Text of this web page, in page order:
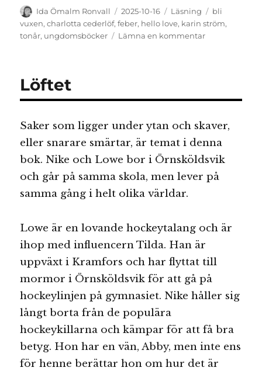
Författare
Ida Ömalm Ronvall
Publicerat
den
2025-10-16 Kategorier
Läsning Etiketter
bli
vuxen,charlotta cederlöf,feber, hello love, karin ström,
tonår, ungdomsböcker Lämna en kommentartill
Löftet
Saker som ligger under ytan och skaver,
eller snarare smärtar, är temat i denna
bok. Nike och Lowe bor i Örnsköldsvik
och går på samma skola, men lever på
samma gång i helt olika världar.
Lowe är en lovande hockeytalang och är
ihop med influencern Tilda. Han är
uppväxt i Kramfors och har flyttat till
mormor i Örnsköldsvik för att gå på
hockeylinjen på gymnasiet. Nike håller sig
långt borta från de populära
hockeykillarna och kämpar för att få bra
betyg. Hon har en vän, Abby, men inte ens
för henne berättar hon om hur det är